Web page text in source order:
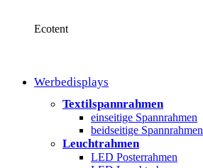
Ecotent
Werbedisplays
Textilspannrahmen
einseitige Spannrahmen
beidseitige Spannrahmen
Leuchtrahmen
LED Posterrahmen